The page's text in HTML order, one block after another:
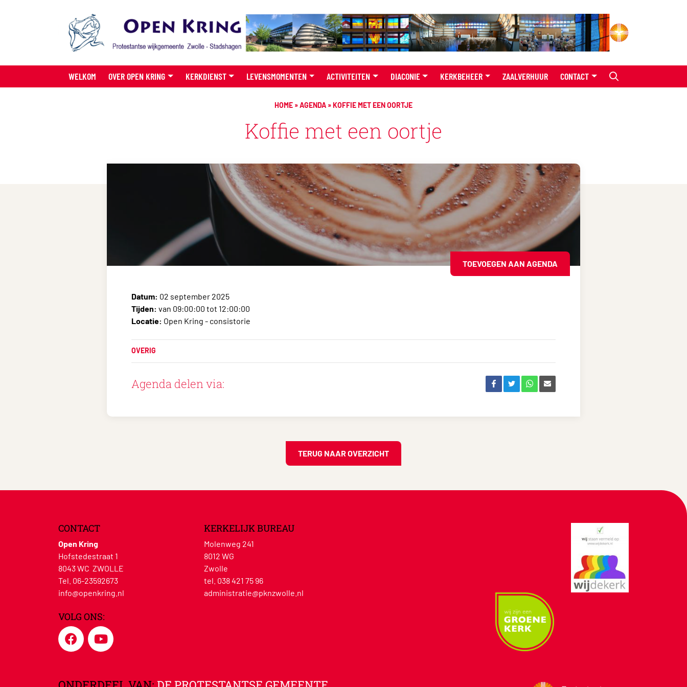
WELKOM OVER OPEN KRING KERKDIENST LEVENSMOMENTEN ACTIVITEITEN DIACONIE KERKBEHEER ZAALVERHUUR CONTACT
HOME »AGENDA »KOFFIE MET EEN OORTJE
Koffie met een oortje
TOEVOEGEN AAN AGENDA
Datum: 02 september 2025
Tijden: van 09:00:00 tot 12:00:00
Locatie: Open Kring - consistorie
OVERIG
Agenda delen via:
TERUG NAAR OVERZICHT
CONTACT
Open Kring
Hofstedestraat 1
8043 WC ZWOLLE
Tel. 06-23592673
info@openkring.nl
VOLG ONS:
KERKELIJK BUREAU
Molenweg 241
8012 WG
Zwolle
tel. 038 421 75 96
administratie@pknzwolle.nl